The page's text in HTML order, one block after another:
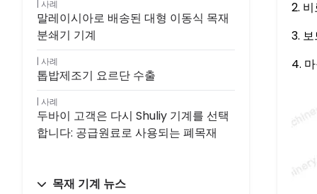
사례
말레이시아로 배송된 대형 이동식 목재
분쇄기 기계
사례
톱밥제조기 요르단 수출
사례
두바이 고객은 다시 Shuliy 기계를 선택
합니다: 공급원료로 사용되는 폐목재
목재 기계 뉴스
2.
3.
4.